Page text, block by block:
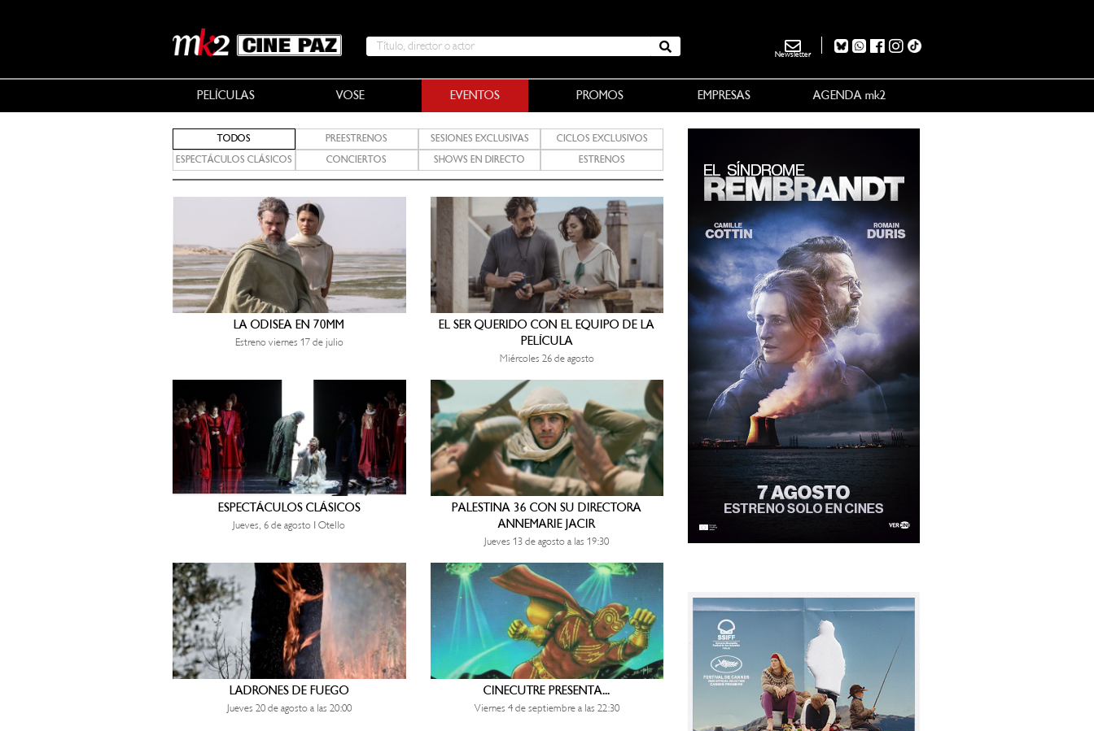
Newsletter
PELÍCULAS VOSE EVENTOS PROMOS EMPRESAS AGENDA mk2
TODOS PREESTRENOS SESIONES EXCLUSIVAS
CICLOS EXCLUSIVOS
ESPECTÁCULOS CLÁSICOS
CONCIERTOS SHOWS EN DIRECTO ESTRENOS
LA ODISEA EN 70MM
Estreno viernes 17 de julio
EL SER QUERIDO CON EL EQUIPO DE LA
PELÍCULA
Miércoles 26 de agosto
ESPECTÁCULOS CLÁSICOS
Jueves, 6 de agosto | Otello
PALESTINA 36 CON SU DIRECTORA
ANNEMARIE JACIR
Jueves 13 de agosto a las 19:30
LADRONES DE FUEGO
Jueves 20 de agosto a las 20:00
CINECUTRE PRESENTA...
Viernes 4 de septiembre a las 22:30